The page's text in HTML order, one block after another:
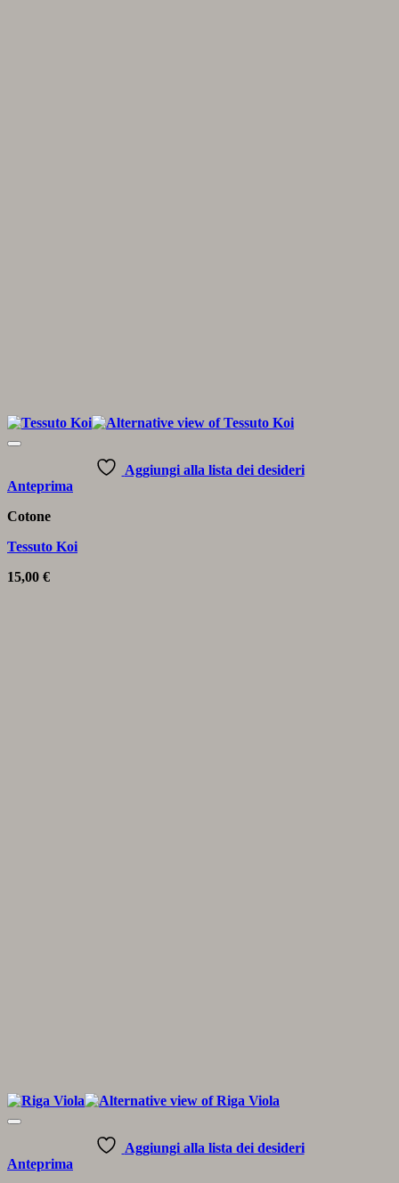
Aggiungi alla lista dei desideri
Anteprima
Cotone
Tessuto Koi
15,00 €
Aggiungi alla lista dei desideri
Anteprima